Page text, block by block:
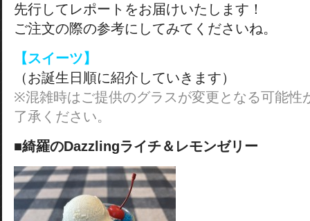
先行してレポートをお届けいたします！
ご注文の際の参考にしてみてくださいね。
【スイーツ】
（お誕生日順に紹介していきます）
※混雑時はご提供のグラスが変更となる可能性
了承ください。
■綺羅のDazzlingライチ＆レモンゼリー